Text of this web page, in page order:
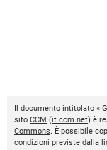
Il documento intitolato «
sito CCM (it.ccm.net) è
Commons. È possibile
condizioni previste dalla